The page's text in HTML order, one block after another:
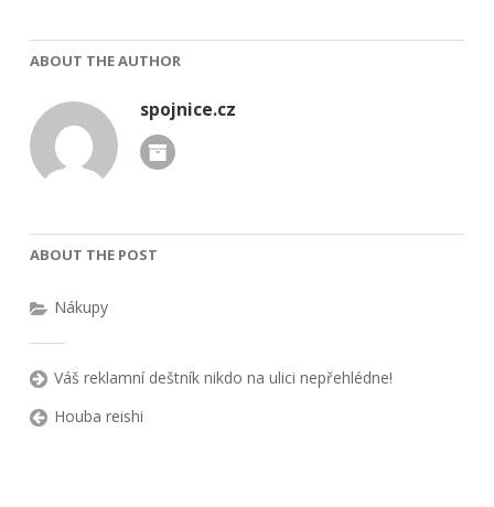
ABOUT THE AUTHOR
spojnice.cz
ABOUT THE POST
Nákupy
Váš reklamní deštník nikdo na ulici nepřehlédne!
Houba reishi